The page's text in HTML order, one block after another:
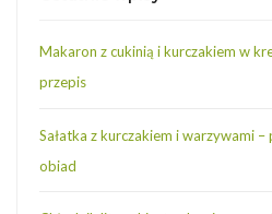
Makaron z cukinią i kurczakiem w
przepis
Sałatka z kurczakiem i warzywami
obiad